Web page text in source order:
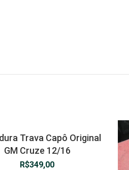
Trava Capô Original
GM Cruze 12/16
R$349,00